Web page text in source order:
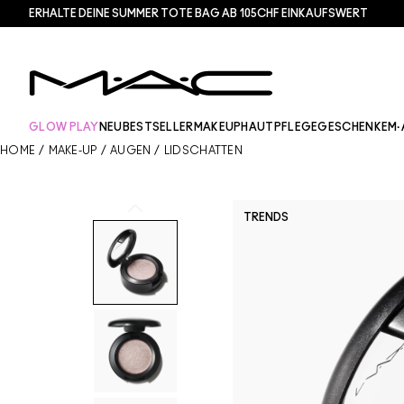
ERHALTE DEINE SUMMER TOTE BAG AB 105CHF EINKAUFSWERT​
GLOW PLAY NEU BESTSELLER MAKEUP HAUTPFLEGEGESCHENKE
HOME / MAKE-UP / AUGEN / LIDSCHATTEN
TRENDS